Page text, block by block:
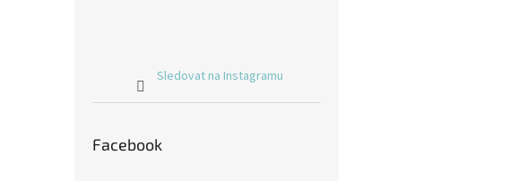
Sledovat na Instagramu
Facebook